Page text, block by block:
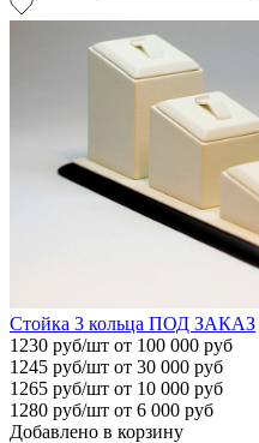
Стойка 3 кольца ПОД ЗАКАЗ
1230 руб/шт от 100 000 руб
1245 руб/шт от 30 000 руб
1265 руб/шт от 10 000 руб
1280 руб/шт от 6 000 руб
Добавлено в корзину